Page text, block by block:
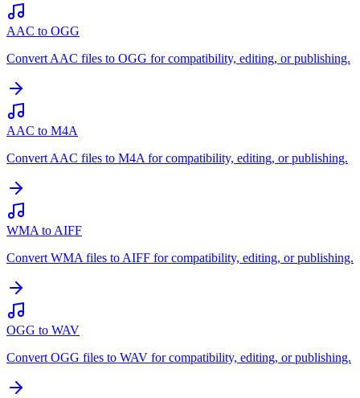
AAC to OGG
Convert AAC files to OGG for compatibility, editing, or publishing.
AAC to M4A
Convert AAC files to M4A for compatibility, editing, or publishing.
WMA to AIFF
Convert WMA files to AIFF for compatibility, editing, or publishing.
OGG to WAV
Convert OGG files to WAV for compatibility, editing, or publishing.